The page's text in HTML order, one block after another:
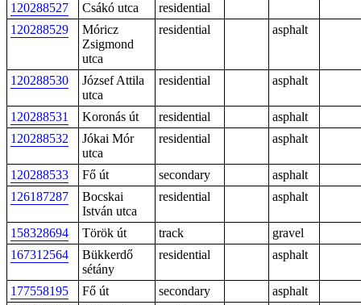
120288527
Csákó utca
residential
120288529
Móricz
Zsigmond
utca
residential asphalt
120288530
József Attila
utca
residential asphalt
120288531 Koronás út residential
asphalt
120288532
Jókai Mór
utca
residential asphalt
120288533 Fő út secondary
asphalt
126187287
Bocskai
István utca
residential asphalt
158328694 Török út track
gravel
167312564
Bükkerdő
sétány
residential asphalt
177558195 Fő út secondary
asphalt